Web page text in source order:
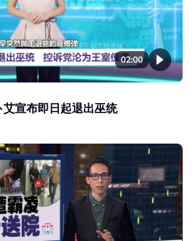
02:00
宣布即日起退出巫统